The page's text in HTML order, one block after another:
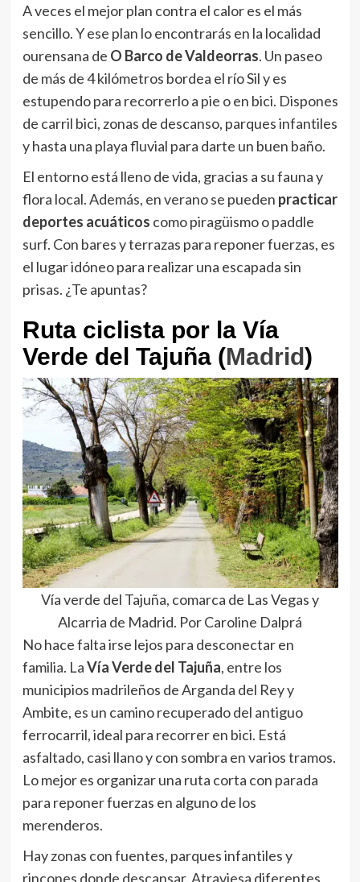
A veces el mejor plan contra el calor es el más
sencillo. Y ese plan lo encontrarás en la localidad
ourensana de O Barco de Valdeorras. Un paseo
de más de 4 kilómetros bordea el río Sil y es
estupendo para recorrerlo a pie o en bici. Dispones
de carril bici, zonas de descanso, parques infantiles
y hasta una playa fluvial para darte un buen baño.
El entorno está lleno de vida, gracias a su fauna y
flora local. Además, en verano se pueden practicar
deportes acuáticos como piragüismo o paddle
surf. Con bares y terrazas para reponer fuerzas, es
el lugar idóneo para realizar una escapada sin
prisas. ¿Te apuntas?
Ruta ciclista por la Vía
Verde del Tajuña (Madrid)
Vía verde del Tajuña, comarca de Las Vegas y
Alcarria de Madrid. Por Caroline Dalprá
No hace falta irse lejos para desconectar en
familia. LaVía Verde del Tajuña, entre los
municipios madrileños de Arganda del Rey y
Ambite, es un camino recuperado del antiguo
ferrocarril, ideal para recorrer en bici. Está
asfaltado, casi llano y con sombra en varios tramos.
Lo mejor es organizar una ruta corta con parada
para reponer fuerzas en alguno de los
merenderos.
Hay zonas con fuentes, parques infantiles y
rincones donde descansar. Atraviesa diferentes